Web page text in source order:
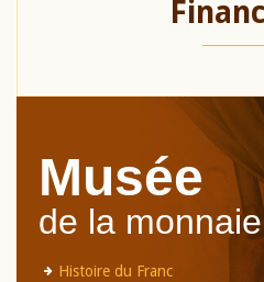
Musée
de la monnaie
Histoire du Franc